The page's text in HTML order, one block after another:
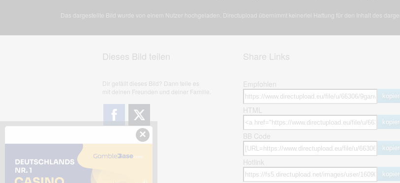
Das dargestellte Bild wurde von einem Nutzer hochgeladen. Directupload übernimmt keinerlei Haftung für den Inhalt des
Dieses Bild teilen
Dir gefällt dieses Bild? Dann teile es
mit deinen Freunden und deiner Familie.
Share Links
Empfohlen
HTML
BB Code
Hotlink
×